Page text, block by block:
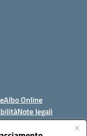
Albo Online
Note legali